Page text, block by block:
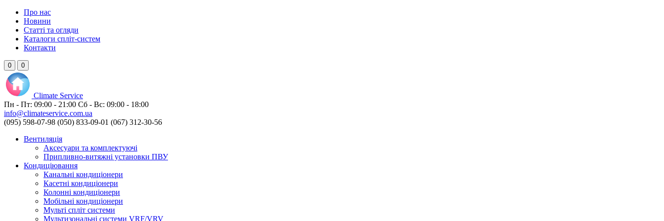
Про нас
Новини
Статті та огляди
Каталоги спліт-систем
Контакти
0 0
Climate Service
Пн - Пт: 09:00 - 21:00 Сб - Вс: 09:00 - 18:00
info@climateservice.com.ua
(095) 598-07-98 (050) 833-09-01 (067) 312-30-56
Вентиляція
Аксесуари та комплектуючі
Припливно-витяжні установки ПВУ
Кондиціювання
Канальні кондиціонери
Касетні кондиціонери
Колонні кондиціонери
Мобільні кондиціонери
Мульті спліт системи
Мультизональні системи VRF/VRV